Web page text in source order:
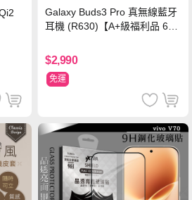
Galaxy Buds3 Pro 真無線藍牙
耳機 (R630)【A+級福利品 6個
$2,990
免運